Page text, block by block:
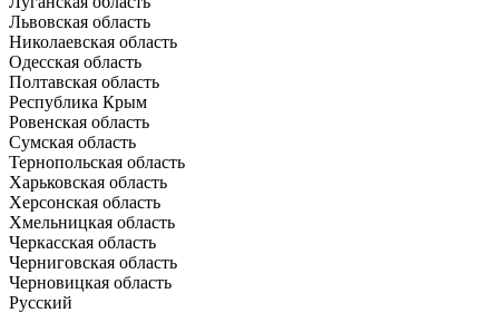
Львовская область
Николаевская область
Одесская область
Полтавская область
Республика Крым
Ровенская область
Сумская область
Тернопольская область
Харьковская область
Херсонская область
Хмельницкая область
Черкасская область
Черниговская область
Черновицкая область
Русский